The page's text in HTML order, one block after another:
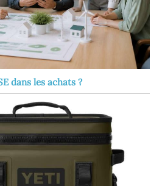
dans les achats ?